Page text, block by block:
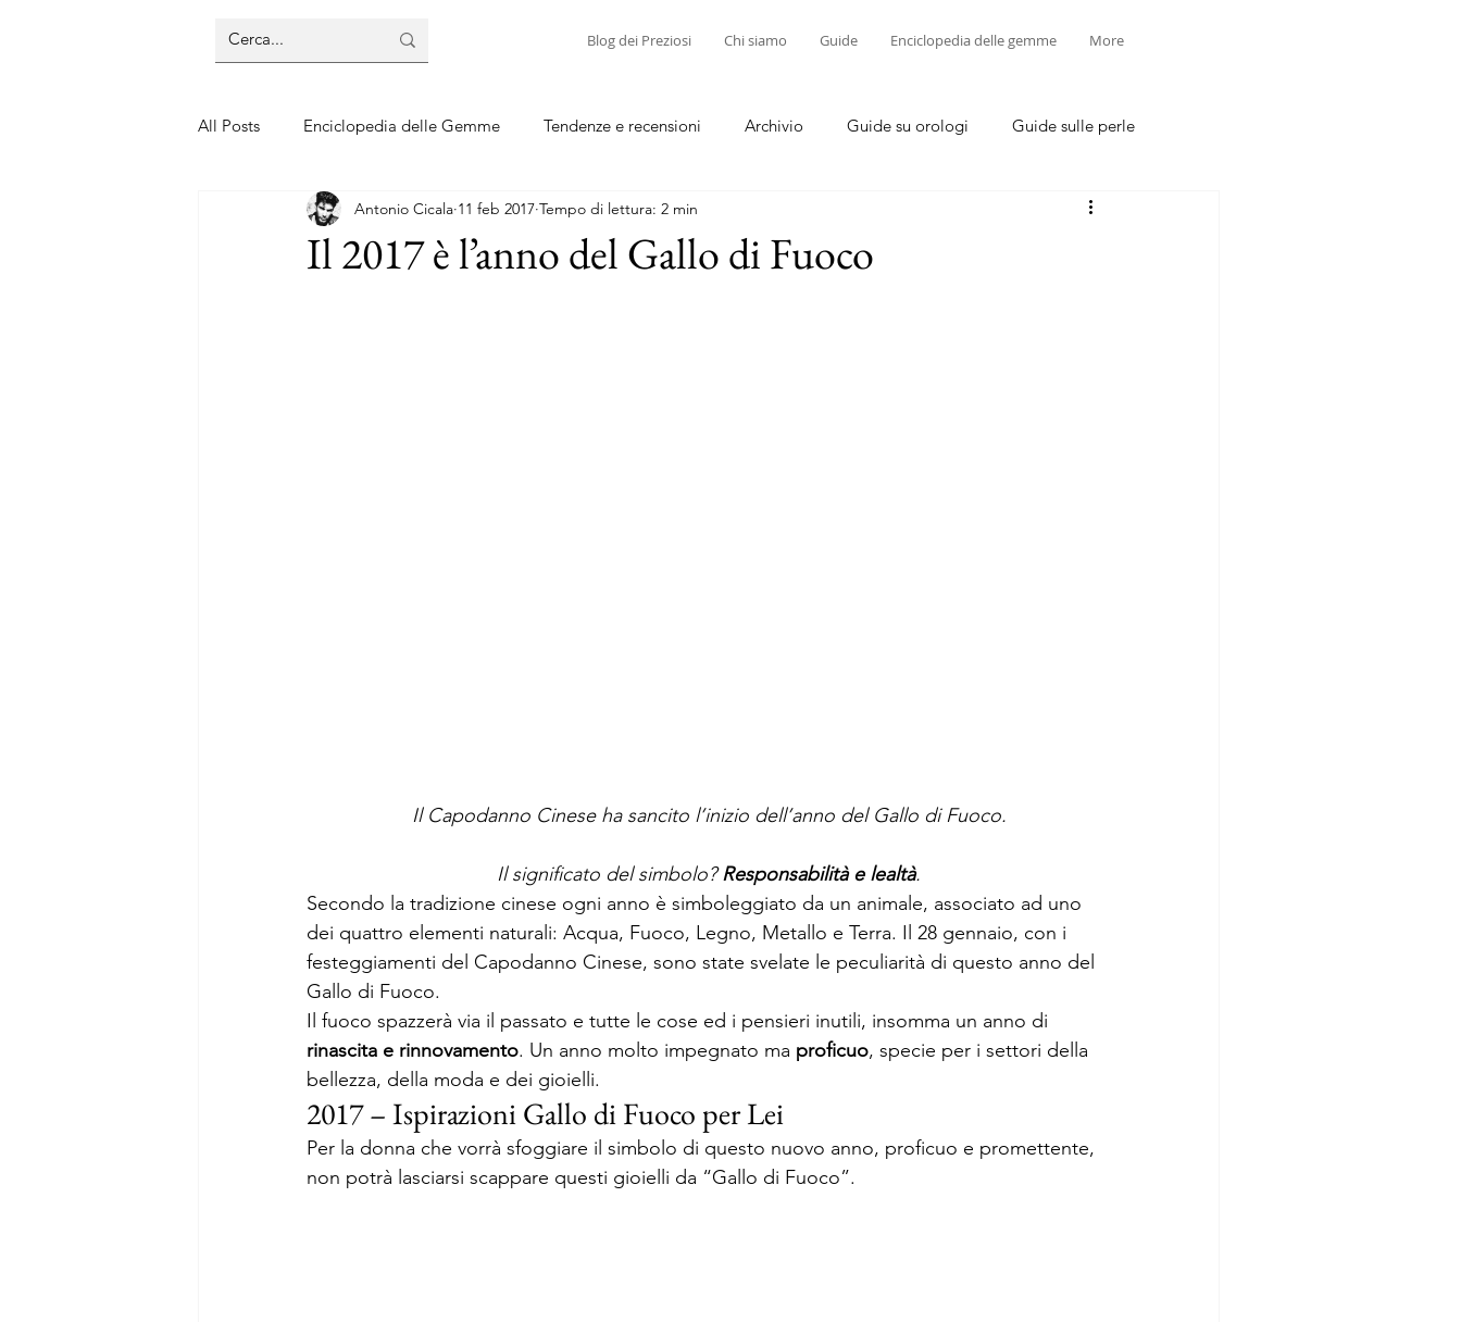
Blog dei Preziosi Chi siamo Guide Enciclopedia delle gemme More
All Posts Enciclopedia delle Gemme Tendenze e recensioni Archivio Guide su orologi Guide sulle perle
Guide sui gioielli Guide sui diamanti Guide su corallo e cammei
Il 2017 è l’anno del Gallo di Fuoco
Antonio Cicala 11 feb 2017 Tempo di lettura: 2 min
Il Capodanno Cinese ha sancito l’inizio dell’anno del Gallo di Fuoco.
Il significato del simbolo? Responsabilità e lealtà.
Secondo la tradizione cinese ogni anno è simboleggiato da un animale, associato ad uno
dei quattro elementi naturali: Acqua, Fuoco, Legno, Metallo e Terra. Il 28 gennaio, con i
festeggiamenti del Capodanno Cinese, sono state svelate le peculiarità di questo anno del
Gallo di Fuoco.
Il fuoco spazzerà via il passato e tutte le cose ed i pensieri inutili, insomma un anno di
rinascita e rinnovamento. Un anno molto impegnato ma proficuo, specie per i settori della
bellezza, della moda e dei gioielli.
2017 – Ispirazioni Gallo di Fuoco per Lei
Per la donna che vorrà sfoggiare il simbolo di questo nuovo anno, proficuo e promettente,
non potrà lasciarsi scappare questi gioielli da “Gallo di Fuoco”.